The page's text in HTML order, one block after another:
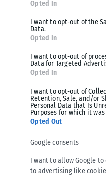
Opted In
I want to opt-out of the
Data.
Opted In
I want to opt-out of
Data for Targeted
Opted In
I want to opt-out of
Retention, Sale, and/or
Personal Data that Is
Purposes for which it
Opted Out
Google consents
I want to allow Google
to advertising like
Μια συμπόρευση που έχει
αργούν...
ΑΝΑΡΤΉΘΗΚΕ ΑΠΌ ΒΟΎΛΑ ΑΛΜΑΛΙΏΤΗ